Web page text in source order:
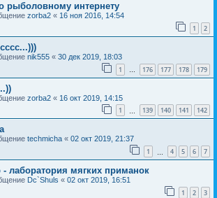
рыболовному интернету
zorba2 « 16 ноя 2016, 14:54
1 2
nik555 « 30 дек 2019, 18:03
1 … 176 177 178 179
zorba2 « 16 окт 2019, 14:15
1 139 140 141 142
techmicha « 02 окт 2019, 21:37
1 4 5 6 7
- лаборатория мягких приманок
Dc`Shuls « 02 окт 2019, 16:51
1 2 3